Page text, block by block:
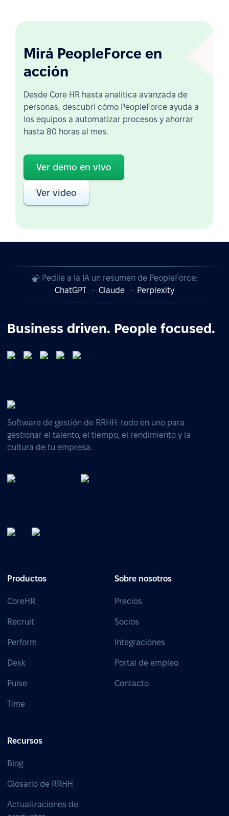
Mirá PeopleForce en
acción
Desde Core HR hasta analítica avanzada de
personas, descubrí cómo PeopleForce ayuda a
los equipos a automatizar procesos y ahorrar
hasta 80 horas al mes.
Ver demo en vivo
Ver video
Pedile a la IA un resumen de PeopleForce:
ChatGPT
Claude Perplexity
Business driven. People focused.
Software de gestión de RRHH: todo en uno para
gestionar el talento, el tiempo, el rendimiento y la
cultura de tu empresa.
Productos
CoreHR
Recruit
Perform
Desk
Pulse
Time
Sobre nosotros
Precios
Socios
Integraciónes
Portal de empleo
Contacto
Recursos
Blog
Glosario de RRHH
Actualizaciones de